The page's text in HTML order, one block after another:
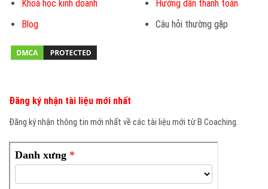
Khoá học kinh doanh
Blog
Hướng dẫn thanh toán
Câu hỏi thường gặp
Đăng ký nhận tài liệu mới nhất
Đăng ký nhận thông tin mới nhất về các tài liệu mới từ B Coaching.